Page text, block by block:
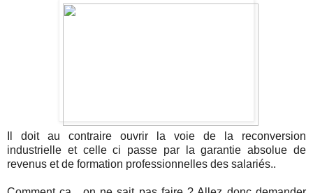
Il doit au contraire ouvrir la voie de la reconversion
industrielle et celle ci passe par la garantie absolue de
revenus et de formation professionnelles des salariés..